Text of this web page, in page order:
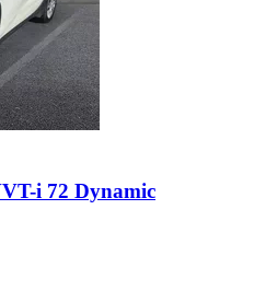
i 72 Dynamic